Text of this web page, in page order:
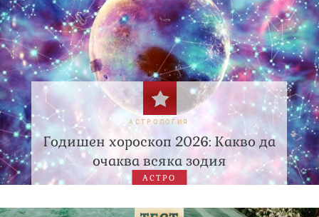
АСТРОЛОГИЯ
Годишен хороскоп 2026: Какво да
очаква всяка зодия
АСТРО